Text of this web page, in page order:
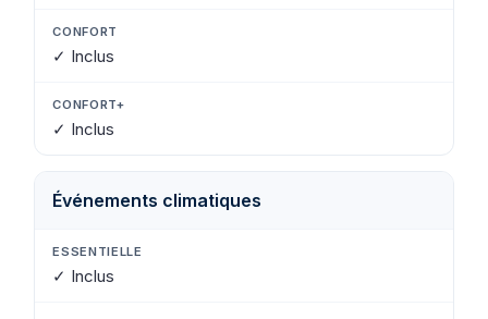
✓ Inclus
✓ Inclus
Événements climatiques
✓ Inclus